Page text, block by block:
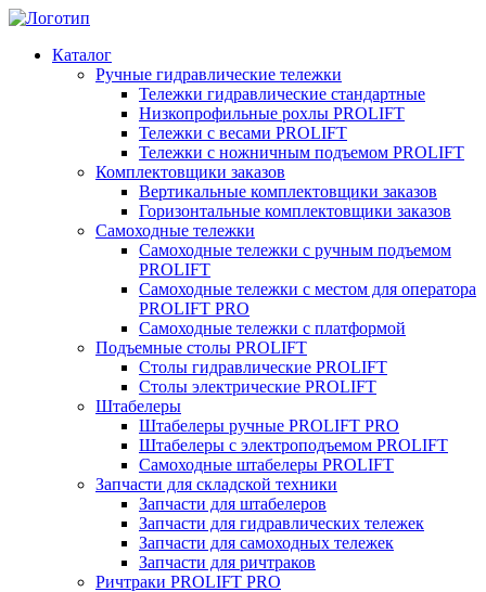
Каталог
Ручные гидравлические тележки
Тележки гидравлические стандартные
Низкопрофильные рохлы PROLIFT
Тележки с весами PROLIFT
Тележки с ножничным подъемом PROLIFT
Комплектовщики заказов
Вертикальные комплектовщики заказов
Горизонтальные комплектовщики заказов
Самоходные тележки
Самоходные тележки с ручным подъемом
PROLIFT
Самоходные тележки с местом для оператора
PROLIFT PRO
Самоходные тележки с платформой
Подъемные столы PROLIFT
Столы гидравлические PROLIFT
Столы электрические PROLIFT
Штабелеры
Штабелеры ручные PROLIFT PRO
Штабелеры с электроподъемом PROLIFT
Самоходные штабелеры PROLIFT
Запчасти для складской техники
Запчасти для штабелеров
Запчасти для гидравлических тележек
Запчасти для самоходных тележек
Запчасти для ричтраков
Ричтраки PROLIFT PRO